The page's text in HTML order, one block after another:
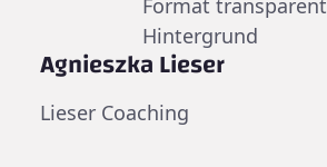
Agnieszka Lieser
Lieser Coaching